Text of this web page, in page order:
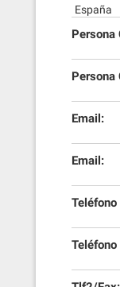
Persona
Persona
Email:
Email: